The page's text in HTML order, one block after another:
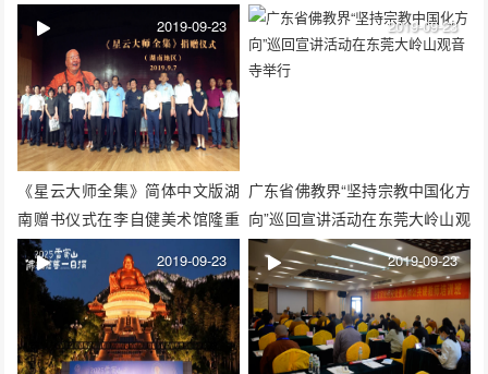
《星云大师全集》简体中文版湖
南赠书仪式在李自健美术馆隆重
举行
2019-09-23
广东省佛教界“坚持宗教中国化方
向”巡回宣讲活动在东莞大岭山观
音寺举行
2019-09-23
2019-09-23 2019-09-23